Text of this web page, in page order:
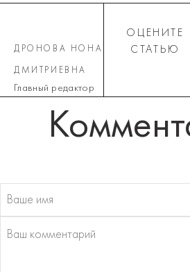
ДРОНОВА НОНА
ДМИТРИЕВНА
Главный редактор
ОЦЕНИТЕ
СТАТЬЮ